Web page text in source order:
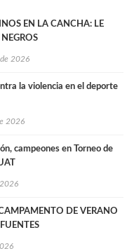
EN LA CANCHA: LE
2026
la violencia en el deporte
2026
campeones en Torneo de
DE VERANO